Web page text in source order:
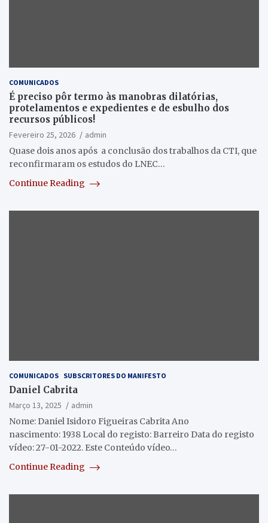
COMUNICADOS
É preciso pôr termo às manobras dilatórias,
protelamentos e expedientes e de esbulho dos
recursos públicos!
Fevereiro 25, 2026
admin
Quase dois anos após a conclusão dos trabalhos da CTI, que
reconfirmaram os estudos do LNEC…
Continue Reading
COMUNICADOS SUBSCRITORES DO MANIFESTO
Daniel Cabrita
Março 13, 2025
admin
Nome: Daniel Isidoro Figueiras Cabrita Ano
nascimento: 1938 Local do registo: Barreiro Data do registo
vídeo: 27-01-2022. Este Conteúdo vídeo…
Continue Reading